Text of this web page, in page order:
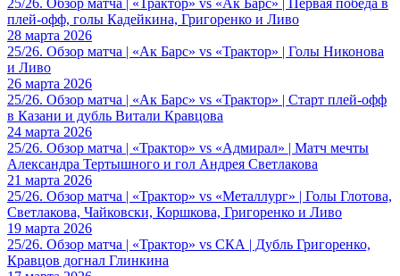
плей-офф, голы Кадейкина, Григоренко и Ливо
28 марта 2026
25/26. Обзор матча | «Ак Барс» vs «Трактор» | Голы Никонова
и Ливо
26 марта 2026
25/26. Обзор матча | «Ак Барс» vs «Трактор» | Старт плей-офф
в Казани и дубль Витали Кравцова
24 марта 2026
25/26. Обзор матча | «Трактор» vs «Адмирал» | Матч мечты
Александра Тертышного и гол Андрея Светлакова
21 марта 2026
25/26. Обзор матча | «Трактор» vs «Металлург» | Голы Глотова,
Светлакова, Чайковски, Коршкова, Григоренко и Ливо
19 марта 2026
25/26. Обзор матча | «Трактор» vs СКА | Дубль Григоренко,
Кравцов догнал Глинкина